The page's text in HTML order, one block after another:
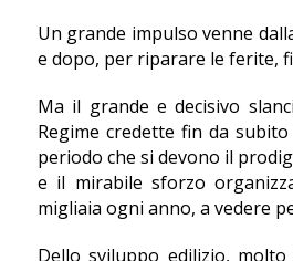
Un grande impulso venne
e dopo, per riparare le ferite,
Ma il grande e decisivo
Regime credette fin da
periodo che si devono il
e il mirabile sforzo
migliaia ogni anno, a vedere
Dello sviluppo edilizio,